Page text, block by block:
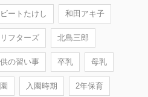
ビートたけし 和田アキ子
リフターズ 北島三郎
の習い事 卒乳 母乳
入園時期 2年保育